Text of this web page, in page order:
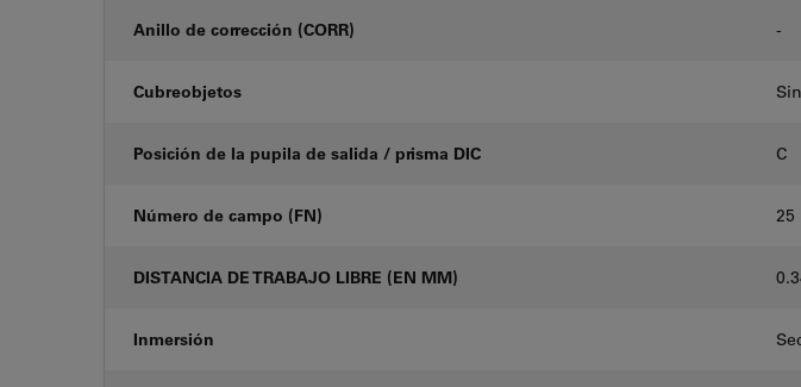
Anillo de corrección (CORR) -
Cubreobjetos Sin
Posición de la pupila de salida / prisma DIC C
Número de campo (FN) 25
DISTANCIA DE TRABAJO LIBRE (EN MM)
Inmersión